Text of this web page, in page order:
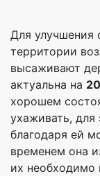
Для улучшения
территории
высаживают
актуальна на
хорошем
ухаживать, для
благодаря ей
временем она
их необходимо